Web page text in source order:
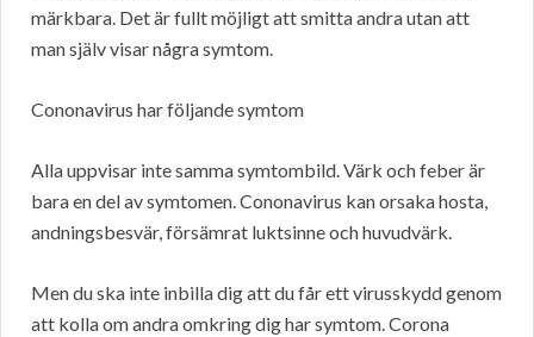
märkbara. Det är fullt möjligt att smitta andra utan att
man själv visar några symtom.
Cononavirus har följande symtom
Alla uppvisar inte samma symtombild. Värk och feber är
bara en del av symtomen. Cononavirus kan orsaka hosta,
andningsbesvär, försämrat luktsinne och huvudvärk.
Men du ska inte inbilla dig att du får ett virusskydd genom
att kolla om andra omkring dig har symtom. Corona